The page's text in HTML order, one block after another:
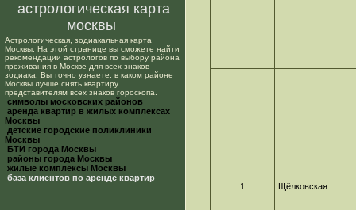
астрологическая карта
москвы
Астрологическая, зодиакальная карта
Москвы. На этой странице вы сможете найти
рекомендации астрологов по выбору района
проживания в Москве для всех знаков
зодиака. Вы точно узнаете, в каком районе
Москвы лучше снять квартиру
представителям всех знаков гороскопа.
cимволы московских районов
аренда квартир в жилых комплексах
Москвы
детские городские поликлиники
Москвы
БТИ города Москвы
районы города Москвы
жилые комплексы Москвы
база клиентов по аренде квартир
1 Щёлковская